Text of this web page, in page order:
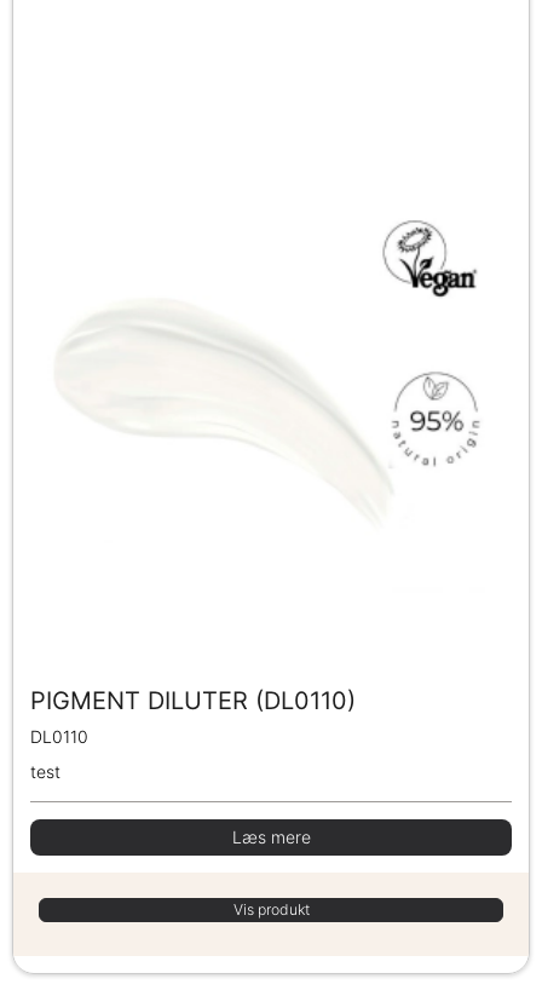
PIGMENT DILUTER (DL0110)
DL0110
test
Læs mere
Vis produkt